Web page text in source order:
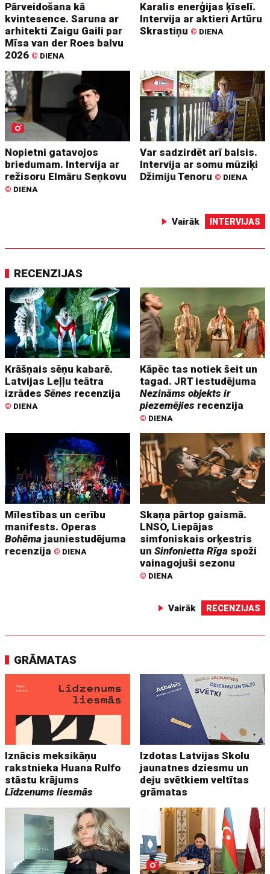
Pārveidošana kā
kvintesence. Saruna ar
arhitekti Zaigu Gaili par
Mīsa van der Roes balvu
2026 © DIENA
Karalis enerģijas ķīselī.
Intervija ar aktieri Artūru
Skrastiņu © DIENA
Nopietni gatavojos
briedumam. Intervija ar
režisoru Elmāru Seņkovu
© DIENA
Var sadzirdēt arī balsis.
Intervija ar somu mūziķi
Džimiju Tenoru © DIENA
Vairāk INTERVIJAS
RECENZIJAS
Krāšņais sēņu kabarē.
Latvijas Leļļu teātra
izrādesSēnes recenzija
© DIENA
Kāpēc tas notiek šeit un
tagad. JRT iestudējuma
Nezināms objekts ir
piezemējies recenzija
© DIENA
Mīlestības un cerību
manifests. Operas
Bohēma jauniestudējuma
recenzija © DIENA
Skaņa pārtop gaismā.
LNSO, Liepājas
simfoniskais orķestris
unSinfonietta Rīga spoži
vainagojuši sezonu
© DIENA
Vairāk RECENZIJAS
GRĀMATAS
Iznācis meksikāņu
rakstnieka Huana Rulfo
stāstu krājums
Līdzenums liesmās
Izdotas Latvijas Skolu
jaunatnes dziesmu un
deju svētkiem veltītas
grāmatas